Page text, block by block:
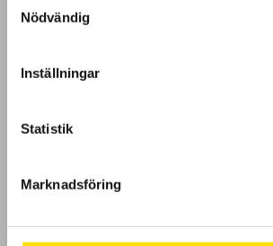
Nödvändig
Inställningar
Statistik
Marknadsföring